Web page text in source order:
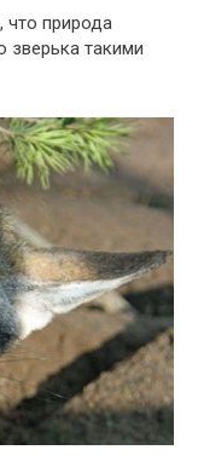
что природа
зверька такими